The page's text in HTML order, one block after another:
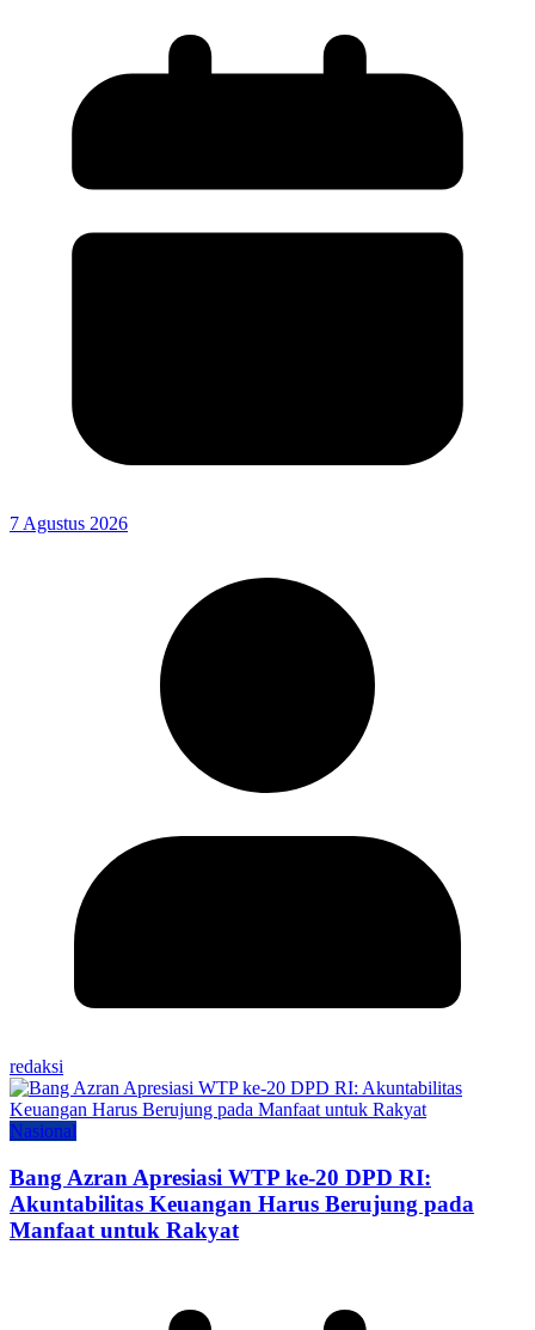
7 Agustus 2026
redaksi
Nasional
Bang Azran Apresiasi WTP ke-20 DPD RI:
Akuntabilitas Keuangan Harus Berujung pada
Manfaat untuk Rakyat